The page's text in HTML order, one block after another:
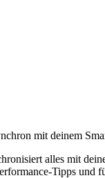
mit deinem
alles mit
Tipps und